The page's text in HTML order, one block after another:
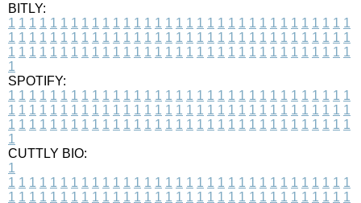
BITLY:
1 1 1 1 1 1 1 1 1 1 1 1 1 1 1 1 1 1 1 1 1 1 1 1 1 1 1 1 1 1 1 1 1
1 1 1 1 1 1 1 1 1 1 1 1 1 1 1 1 1 1 1 1 1 1 1 1 1 1 1 1 1 1 1 1 1
1 1 1 1 1 1 1 1 1 1 1 1 1 1 1 1 1 1 1 1 1 1 1 1 1 1 1 1 1 1 1 1 1
1
SPOTIFY:
1 1 1 1 1 1 1 1 1 1 1 1 1 1 1 1 1 1 1 1 1 1 1 1 1 1 1 1 1 1 1 1 1
1 1 1 1 1 1 1 1 1 1 1 1 1 1 1 1 1 1 1 1 1 1 1 1 1 1 1 1 1 1 1 1 1
1 1 1 1 1 1 1 1 1 1 1 1 1 1 1 1 1 1 1 1 1 1 1 1 1 1 1 1 1 1 1 1 1
1
CUTTLY BIO:
1
1 1 1 1 1 1 1 1 1 1 1 1 1 1 1 1 1 1 1 1 1 1 1 1 1 1 1 1 1 1 1 1 1
1 1 1 1 1 1 1 1 1 1 1 1 1 1 1 1 1 1 1 1 1 1 1 1 1 1 1 1 1 1 1 1 1